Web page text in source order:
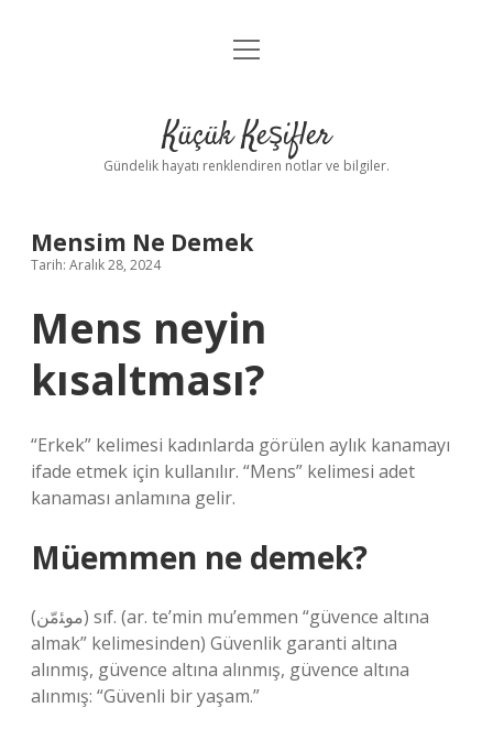
Anasayfa
Yasal Uyarı
menüyü
Küçük Keşifler
Gündelik hayatı renklendiren notlar ve bilgiler.
Mensim Ne Demek
Tarih: Aralık 28, 2024
Mens neyin
kısaltması?
“Erkek” kelimesi kadınlarda görülen aylık kanamayı
ifade etmek için kullanılır. “Mens” kelimesi adet
kanaması anlamına gelir.
Müemmen ne demek?
(ﻣﻮﺌﻣّﻦ) sıf. (ar. te’mіn mu’emmen “güvence altına
almak” kelimesinden) Güvenlik garanti altına
alınmış, güvence altına alınmış, güvence altına
alınmış: “Güvenli bir yaşam.”